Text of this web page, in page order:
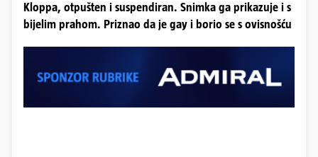
Kloppa, otpušten i suspendiran. Snimka ga prikazuje i s
bijelim prahom. Priznao da je gay i borio se s ovisnošću